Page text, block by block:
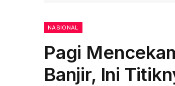
NASIONAL
Pagi
Banjir, Ini